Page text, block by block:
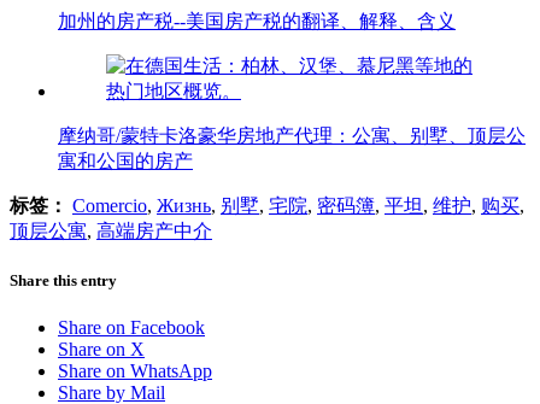
加州的房产税--美国房产税的翻译、解释、含义
摩纳哥/蒙特卡洛豪华房地产代理：公寓、别墅、顶层公
寓和公国的房产
标签： Comercio, Жизнь, 别墅, 宅院, 密码簿, 平坦 , 维护, 购买,
顶层公寓, 高端房产中介
Share this entry
Share on Facebook
Share on X
Share on WhatsApp
Share by Mail